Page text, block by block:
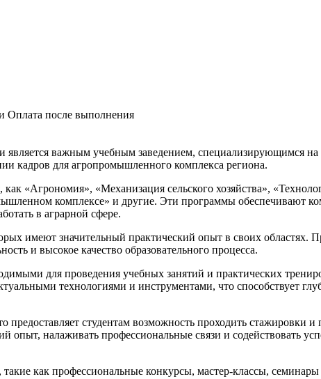
Оплата после выполнения
является важным учебным заведением, специализирующимся на
кадров для агропромышленного комплекса региона.
«Агрономия», «Механизация сельского хозяйства»,
комплексе» и другие. Эти программы обеспечивают
в аграрной сфере.
имеют значительный практический опыт в своих областях.
и высокое качество образовательного процесса.
для проведения учебных занятий и практических
технологиями и инструментами, что способствует
студентам возможность проходить стажировки и
опыт, налаживать профессиональные связи и содействовать
как профессиональные конкурсы, мастер-классы,